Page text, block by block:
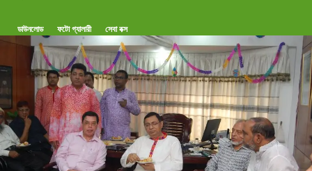
ডাউনলোড ফটো গ্যালারী সেবা বক্স